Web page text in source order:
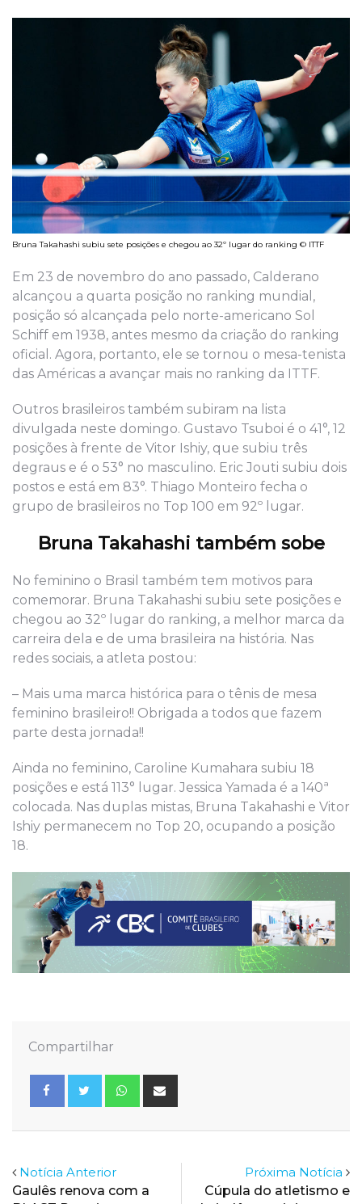
Bruna Takahashi subiu sete posições e chegou ao 32º lugar do ranking © ITTF
Em 23 de novembro do ano passado, Calderano
alcançou a quarta posição no ranking mundial,
posição só alcançada pelo norte-americano Sol
Schiff em 1938, antes mesmo da criação do ranking
oficial. Agora, portanto, ele se tornou o mesa-tenista
das Américas a avançar mais no ranking da ITTF.
Outros brasileiros também subiram na lista
divulgada neste domingo. Gustavo Tsuboi é o 41°, 12
posições à frente de Vitor Ishiy, que subiu três
degraus e é o 53° no masculino. Eric Jouti subiu dois
postos e está em 83°. Thiago Monteiro fecha o
grupo de brasileiros no Top 100 em 92º lugar.
Bruna Takahashi também sobe
No feminino o Brasil também tem motivos para
comemorar. Bruna Takahashi subiu sete posições e
chegou ao 32º lugar do ranking, a melhor marca da
carreira dela e de uma brasileira na história. Nas
redes sociais, a atleta postou:
– Mais uma marca histórica para o tênis de mesa
feminino brasileiro!! Obrigada a todos que fazem
parte desta jornada!!
Ainda no feminino, Caroline Kumahara subiu 18
posições e está 113° lugar. Jessica Yamada é a 140ª
colocada. Nas duplas mistas, Bruna Takahashi e Vitor
Ishiy permanecem no Top 20, ocupando a posição
18.
Compartilhar
Whatsapp
Notícia Anterior
Gaulês renova com a
Próxima Notícia
Cúpula do atletismo e